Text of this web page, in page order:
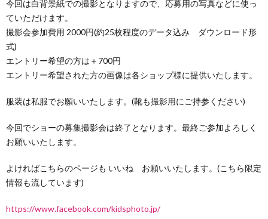
今回は白背景紙での撮影となりますので、応募用の写真などに使っ
ていただけます。
撮影会参加費用 2000円(約25枚程度のデータ込み ダウンロード形
式)
エントリー希望の方は＋700円
エントリー希望された方の画像は各ショップ様に提供いたします。
服装は私服でお願いいたします。(靴も撮影用にご持参ください)
今回でショーの募集撮影会は終了となります。最終ご参加よろしく
お願いいたします。
よければこちらのページも いいね お願いいたします。(こちら限定
情報も流しています)
https://www.facebook.com/kidsphoto.jp/